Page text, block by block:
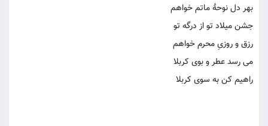
بهر دل نوحۀ ماتم خواهم
جشن میلاد تو از درگه تو
رزق و روزیِ محرم خواهم
می رسد عطر و بوی کربلا
راهیم کن به سوی کربلا